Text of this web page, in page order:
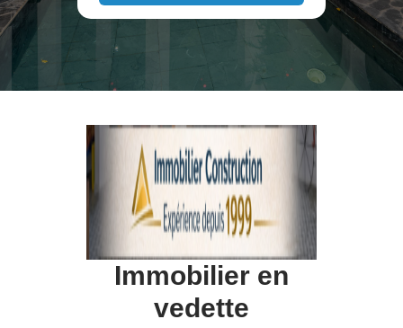
Immobilier en
vedette